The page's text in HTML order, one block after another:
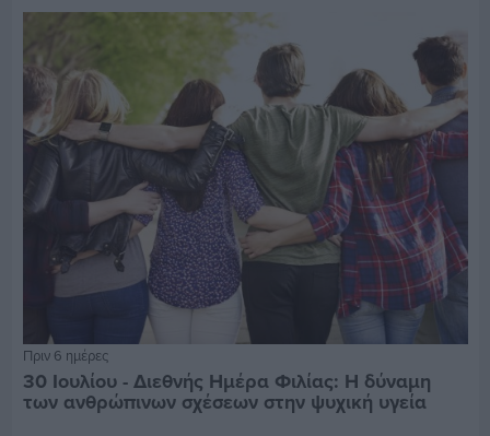
Πριν 6 ημέρες
30 Ιουλίου - Διεθνής Ημέρα Φιλίας: Η δύναμη
των ανθρώπινων σχέσεων στην ψυχική υγεία